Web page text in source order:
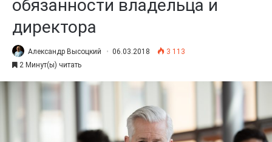
обязанности владельца и
директора
Александр Высоцкий 06.03.2018
3 113
2 Минут(ы) читать